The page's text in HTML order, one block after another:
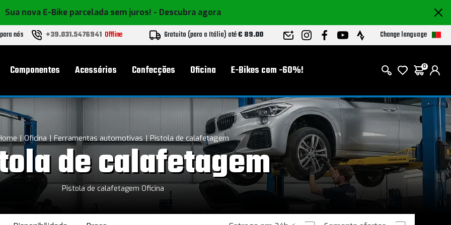
Sua nova E-Bike parcelada sem juros! - Descubra agora
nós +39.031.5476941 Offline Gratuito (para a Itália) até€ 89.00 Change language
Componentes Acessórios Confecções Oficina E-Bikes com -60%! 0
Oficina Ferramentas automotivas Pistola de calafetagem
de calafetagem
Pistola de calafetagem Oficina